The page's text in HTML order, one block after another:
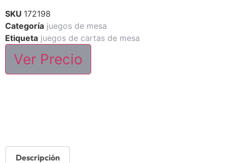
SKU 172198
Categoría juegos de mesa
Etiqueta juegos de cartas de mesa
Ver Precio
Descripción